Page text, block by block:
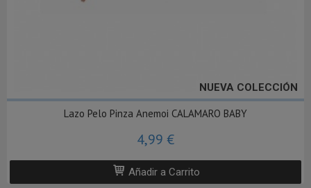
NUEVA COLECCIÓN
Lazo Pelo Pinza Anemoi CALAMARO BABY
4,99 €
Añadir a Carrito